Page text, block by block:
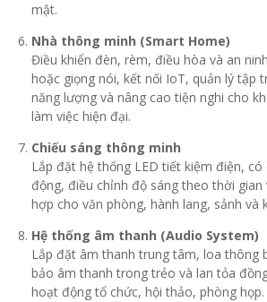
mật.
Nhà thông minh (Smart Home)
Điều khiển đèn, rèm, điều hòa và an
hoặc giọng nói, kết nối IoT, quản lý tập
năng lượng và nâng cao tiện nghi cho
làm việc hiện đại.
Chiếu sáng thông minh
Lắp đặt hệ thống LED tiết kiệm điện, có
động, điều chỉnh độ sáng theo thời gian
hợp cho văn phòng, hành lang, sảnh và
Hệ thống âm thanh (Audio System)
Lắp đặt âm thanh trung tâm, loa thông
bảo âm thanh trong trẻo và lan tỏa
hoạt động tổ chức, hội thảo, phòng họp.